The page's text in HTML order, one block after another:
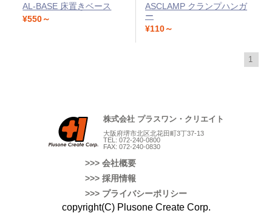
AL-BASE 床置きベース
¥550～
ASCLAMP クランプハンガ
ー
¥110～
1
株式会社 プラスワン・クリエイト
大阪府堺市北区北花田町3丁37-13
TEL: 072-240-0800
FAX: 072-240-0830
>>> 会社概要
>>> 採用情報
>>> プライバシーポリシー
copyright(C) Plusone Create Corp.